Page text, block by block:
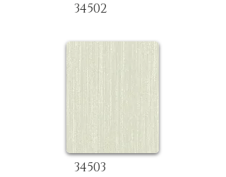
34502
34503